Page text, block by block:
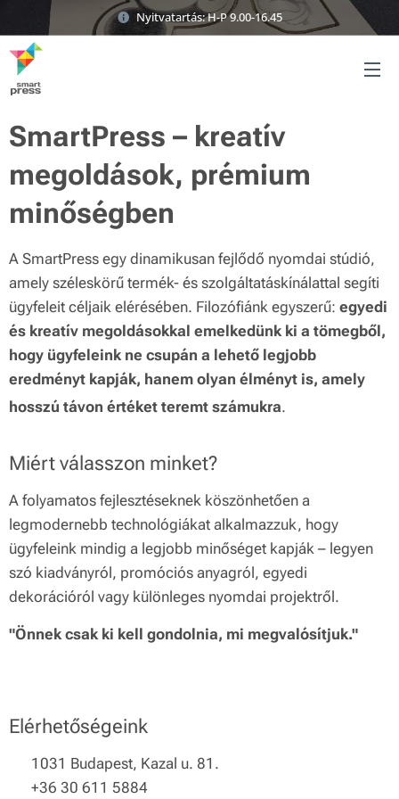
Nyitvatartás: H-P 9.00-16.45
SmartPress – kreatív
megoldások, prémium
minőségben
A SmartPress egy dinamikusan fejlődő nyomdai stúdió,
amely széleskörű termék- és szolgáltatáskínálattal segíti
ügyfeleit céljaik elérésében. Filozófiánk egyszerű: egyedi
és kreatív megoldásokkal emelkedünk ki a tömegből,
hogy ügyfeleink ne csupán a lehető legjobb
eredményt kapják, hanem olyan élményt is, amely
hosszú távon értéket teremt számukra.
Miért válasszon minket?
A folyamatos fejlesztéseknek köszönhetően a
legmodernebb technológiákat alkalmazzuk, hogy
ügyfeleink mindig a legjobb minőséget kapják – legyen
szó kiadványról, promóciós anyagról, egyedi
dekorációról vagy különleges nyomdai projektről.
"Önnek csak ki kell gondolnia, mi megvalósítjuk."
Elérhetőségeink
📍 1031 Budapest, Kazal u. 81.
📞 +36 30 611 5884